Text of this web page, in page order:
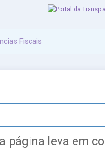
Fiscais
página leva em